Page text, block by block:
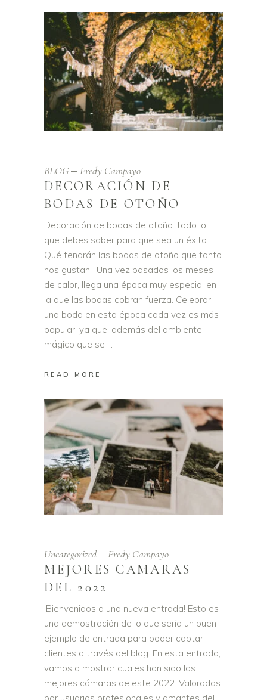
BLOG Fredy Campayo
DECORACIÓN DE
BODAS DE OTOÑO
Decoración de bodas de otoño: todo lo
que debes saber para que sea un éxito
Qué tendrán las bodas de otoño que tanto
nos gustan. Una vez pasados los meses
de calor, llega una época muy especial en
la que las bodas cobran fuerza. Celebrar
una boda en esta época cada vez es más
popular, ya que, además del ambiente
mágico que se
READ MORE
Uncategorized Fredy Campayo
MEJORES CAMARAS
DEL 2022
¡Bienvenidos a una nueva entrada! Esto es
una demostración de lo que sería un buen
ejemplo de entrada para poder captar
clientes a través del blog. En esta entrada,
vamos a mostrar cuales han sido las
mejores cámaras de este 2022. Valoradas